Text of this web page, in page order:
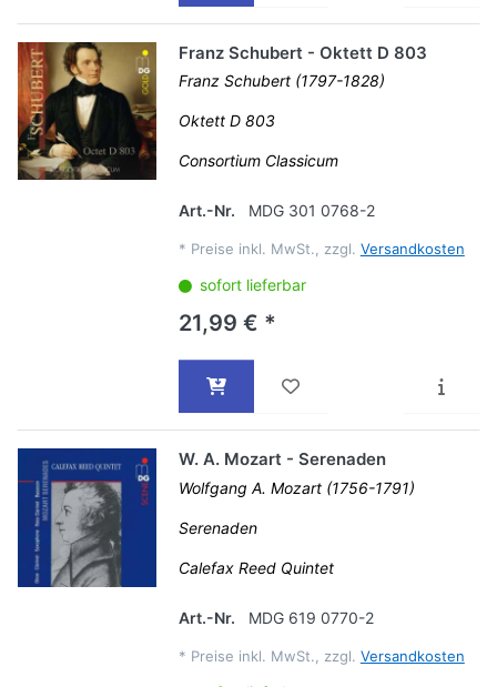
Franz Schubert - Oktett D 803
Franz Schubert (1797-1828)
Oktett D 803
Consortium Classicum
Art.-Nr. MDG 301 0768-2
* Preise inkl. MwSt., zzgl. Versandkosten
sofort lieferbar
21,99 € *
W. A. Mozart - Serenaden
Wolfgang A. Mozart (1756-1791)
Serenaden
Calefax Reed Quintet
Art.-Nr. MDG 619 0770-2
* Preise inkl. MwSt., zzgl. Versandkosten